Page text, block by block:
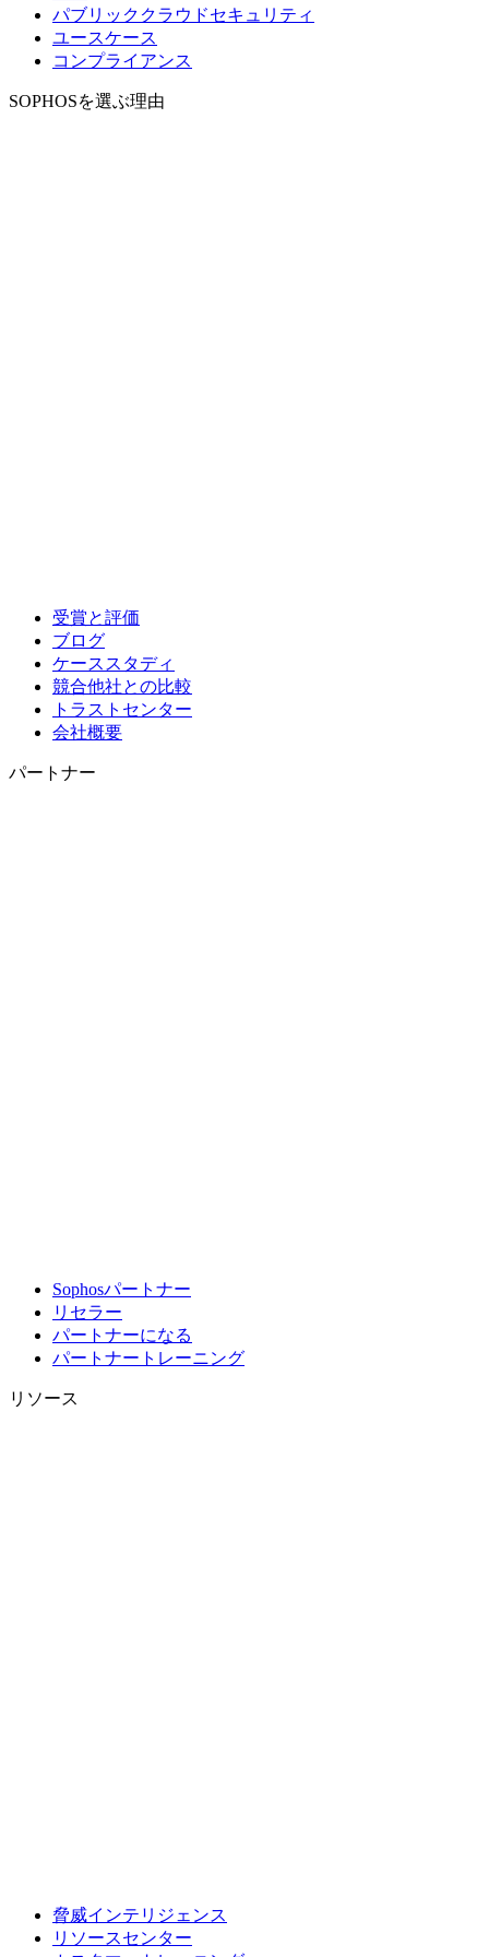
パブリッククラウドセキュリティ
ユースケース
コンプライアンス
SOPHOSを選ぶ理由
受賞と評価
ブログ
ケーススタディ
競合他社との比較
トラストセンター
会社概要
パートナー
Sophosパートナー
リセラー
パートナーになる
パートナートレーニング
リソース
脅威インテリジェンス
リソースセンター